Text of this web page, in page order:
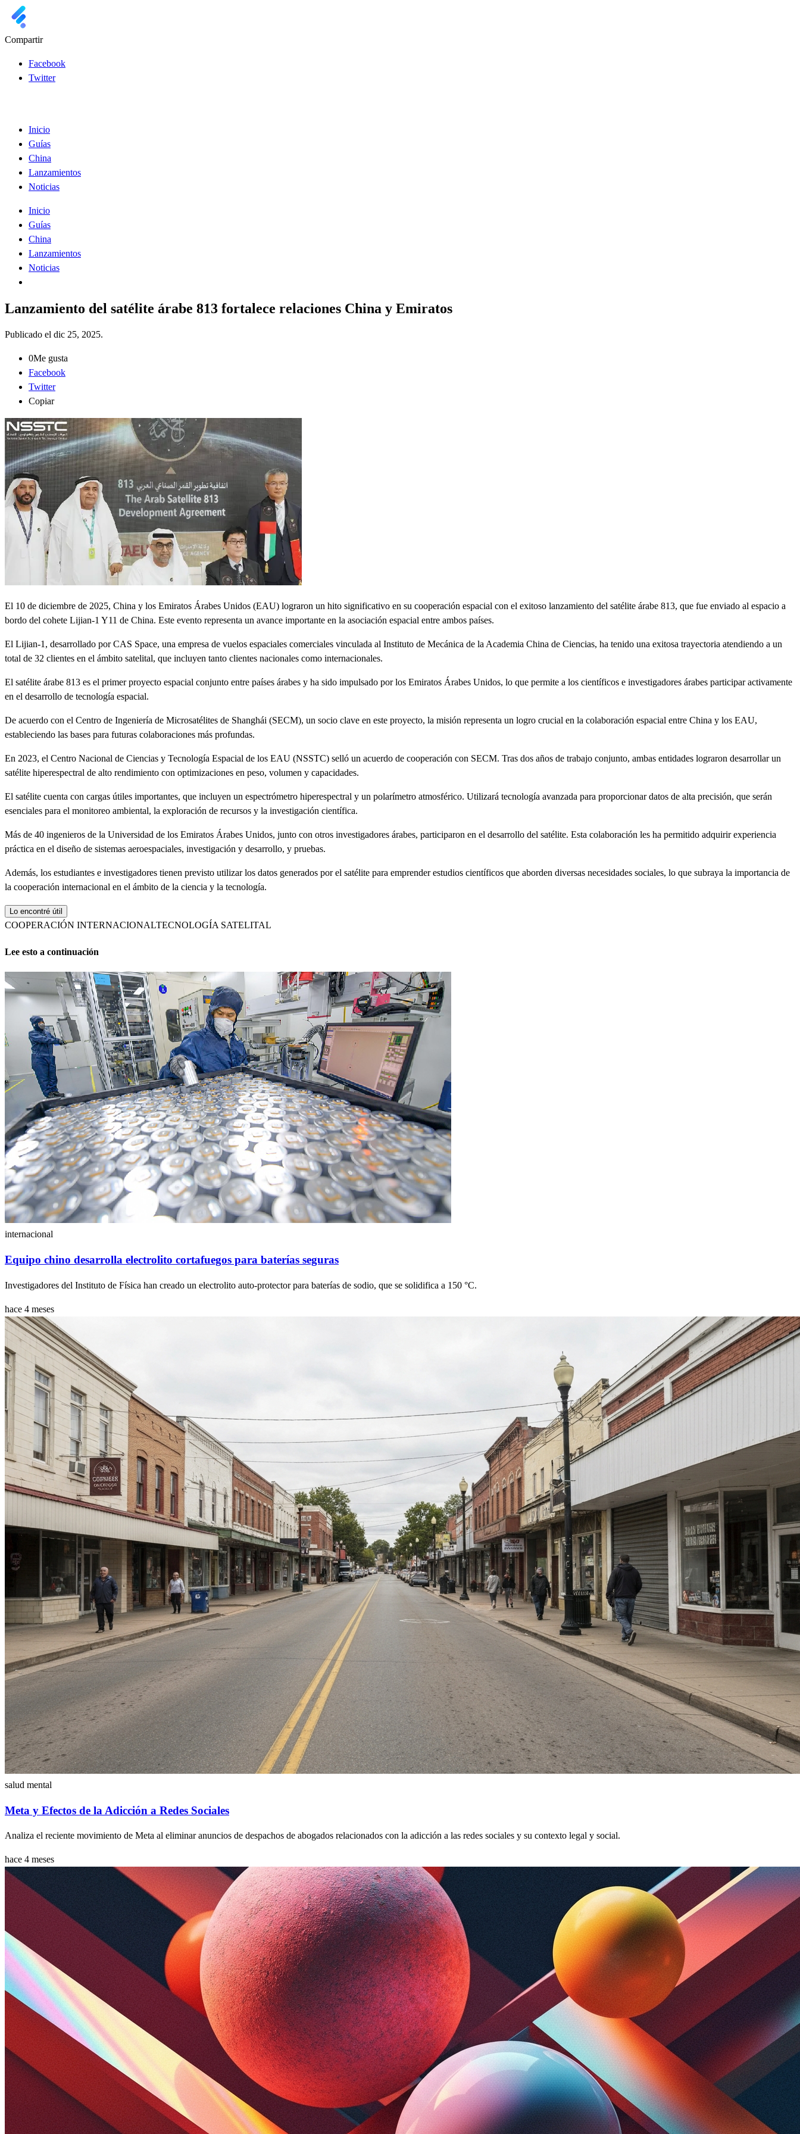
Compartir
Facebook
Twitter
Inicio
Guías
China
Lanzamientos
Noticias
Inicio
Guías
China
Lanzamientos
Noticias
Lanzamiento del satélite árabe 813 fortalece relaciones China y Emiratos
Publicado el dic 25, 2025.
0Me gusta
Facebook
Twitter
Copiar
El 10 de diciembre de 2025, China y los Emiratos Árabes Unidos (EAU) lograron un hito significativo en su cooperación espacial con el exitoso lanzamiento del satélite árabe 813, que fue enviado al espacio a
bordo del cohete Lijian-1 Y11 de China. Este evento representa un avance importante en la asociación espacial entre ambos países.
El Lijian-1, desarrollado por CAS Space, una empresa de vuelos espaciales comerciales vinculada al Instituto de Mecánica de la Academia China de Ciencias, ha tenido una exitosa trayectoria atendiendo a un
total de 32 clientes en el ámbito satelital, que incluyen tanto clientes nacionales como internacionales.
El satélite árabe 813 es el primer proyecto espacial conjunto entre países árabes y ha sido impulsado por los Emiratos Árabes Unidos, lo que permite a los científicos e investigadores árabes participar activamente
en el desarrollo de tecnología espacial.
De acuerdo con el Centro de Ingeniería de Microsatélites de Shanghái (SECM), un socio clave en este proyecto, la misión representa un logro crucial en la colaboración espacial entre China y los EAU,
estableciendo las bases para futuras colaboraciones más profundas.
En 2023, el Centro Nacional de Ciencias y Tecnología Espacial de los EAU (NSSTC) selló un acuerdo de cooperación con SECM. Tras dos años de trabajo conjunto, ambas entidades lograron desarrollar un
satélite hiperespectral de alto rendimiento con optimizaciones en peso, volumen y capacidades.
El satélite cuenta con cargas útiles importantes, que incluyen un espectrómetro hiperespectral y un polarímetro atmosférico. Utilizará tecnología avanzada para proporcionar datos de alta precisión, que serán
esenciales para el monitoreo ambiental, la exploración de recursos y la investigación científica.
Más de 40 ingenieros de la Universidad de los Emiratos Árabes Unidos, junto con otros investigadores árabes, participaron en el desarrollo del satélite. Esta colaboración les ha permitido adquirir experiencia
práctica en el diseño de sistemas aeroespaciales, investigación y desarrollo, y pruebas.
Además, los estudiantes e investigadores tienen previsto utilizar los datos generados por el satélite para emprender estudios científicos que aborden diversas necesidades sociales, lo que subraya la importancia de
la cooperación internacional en el ámbito de la ciencia y la tecnología.
Lo encontré útil
COOPERACIÓN INTERNACIONALTECNOLOGÍA SATELITAL
Lee esto a continuación
internacional
Equipo chino desarrolla electrolito cortafuegos para baterías seguras
Investigadores del Instituto de Física han creado un electrolito auto-protector para baterías de sodio, que se solidifica a 150 °C.
hace 4 meses
salud mental
Meta y Efectos de la Adicción a Redes Sociales
Analiza el reciente movimiento de Meta al eliminar anuncios de despachos de abogados relacionados con la adicción a las redes sociales y su contexto legal y social.
hace 4 meses